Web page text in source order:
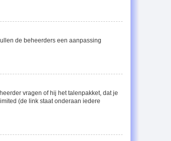
de beheerders een aanpassing
vragen of hij het talenpakket, dat je
(de link staat onderaan iedere